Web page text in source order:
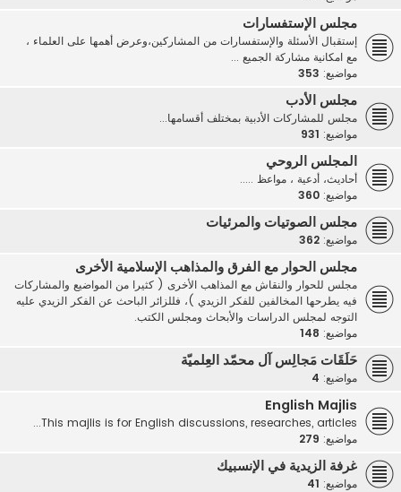
مجلس الإستفسارات
إستقبال الأسئلة والإستفسارات من المشاركين،وعرض أهمها على العلماء ،
مع امكانية مشاركة الجميع ...
مواضيع: 353
مجلس الأدب
مجلس للمشاركات الأدبية بمختلف أقسامها...
مواضيع: 931
المجلس الروحي
أحاديث، أدعية ، مواعظ .....
مواضيع: 360
مجلس الصوتيات والمرئيات
مواضيع: 362
مجلس الحوار مع الفرق والمذاهب الإسلامية الأخرى
مجلس للحوار والنقاش مع المذاهب الأخرى ( كثيرا من المواضيع والمشاركات
فيه يطرحها المخالفين للفكر الزيدي )، فللزائر الباحث عن الفكر الزيدي عليه
التوجه لمجلس الدراسات والأبحاث ومجلس الكتب.
مواضيع: 148
حَلَقَات مَجالِس آل محمّد العِلميّة
مواضيع: 4
English Majlis
This majlis is for English discussions, researches, articles...
مواضيع: 279
غرفة الزيدية في الإنسبيك
مواضيع: 41